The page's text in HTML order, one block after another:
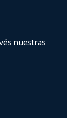
nuestras